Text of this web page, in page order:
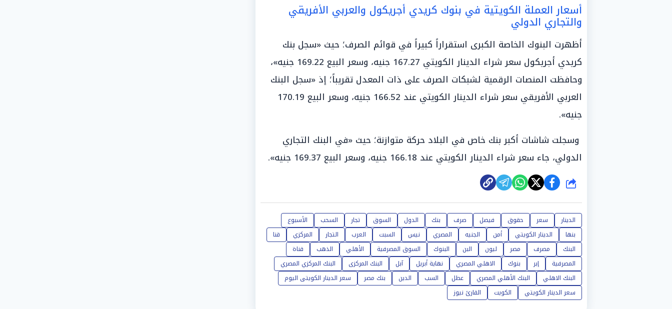
أسعار العملة الكويتية في بنوك كريدي أجريكول والعربي الأفريقي
والتجاري الدولي
أظهرت البنوك الخاصة الكبرى استقراراً كبيراً في قوائم الصرف؛ حيث «سجل بنك
كريدي أجريكول سعر شراء الدينار الكويتي 167.27 جنيه، وسعر البيع 169.22 جنيه»،
وحافظت المنصات الرقمية لشبكات الصرف على ذات المعدل تقريباً؛ إذ «سجل البنك
العربي الأفريقي سعر شراء الدينار الكويتي عند 166.52 جنيه، وسعر البيع 170.19
جنيه».
وسجلت شاشات أكبر بنك خاص في البلاد حركة متوازنة؛ حيث «في البنك التجاري
الدولي، جاء سعر شراء الدينار الكويتي عند 166.18 جنيه، وسعر البيع 169.37 جنيه».
شارك
الدينار سعر حقوق فيصل صرف بنك الدول السوق تجار السحب
الأسبوع
بنها
الدينار الكويتي أمن الجنيه المصري نيس السبت العرب التجار المركزي
قنا
البنك
مصرف مصر ليون البن البنوك السوق المصرفية الأهلي الذهب
قناة
المصرفية
إبر بنوك الاهلي المصري نهاية أبريل آبل البنك المركزى
البنك المركزي المصري
البنك الاهلي
البنك الأهلي المصري عطل السب الدين بنك مصر
سعر الدينار الكويتى اليوم
سعر الدينار الكويتي
الكويت القارئ نيوز